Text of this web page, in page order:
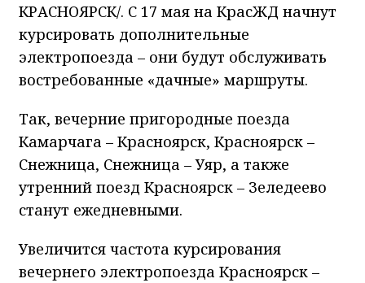
КРАСНОЯРСК/. С 17 мая на КрасЖД начнут
курсировать дополнительные
электропоезда – они будут обслуживать
востребованные «дачные» маршруты.
Так, вечерние пригородные поезда
Камарчага – Красноярск, Красноярск –
Снежница, Снежница – Уяр, а также
утренний поезд Красноярск – Зеледеево
станут ежедневными.
Увеличится частота курсирования
вечернего электропоезда Красноярск –